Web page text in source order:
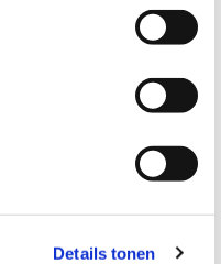
Details tonen